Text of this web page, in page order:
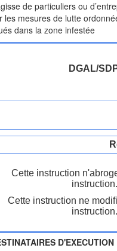
de particuliers ou
les mesures de lutte
dans la zone infestée
DGAL/
Cette instruction
instruction.
Cette instruction ne
instruction.
D'EXECUTION